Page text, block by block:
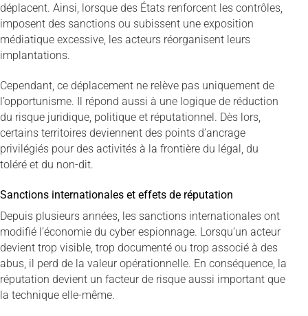
déplacent. Ainsi, lorsque des États renforcent les contrôles,
imposent des sanctions ou subissent une exposition
médiatique excessive, les acteurs réorganisent leurs
implantations.
Cependant, ce déplacement ne relève pas uniquement de
l’opportunisme. Il répond aussi à une logique de réduction
du risque juridique, politique et réputationnel. Dès lors,
certains territoires deviennent des points d’ancrage
privilégiés pour des activités à la frontière du légal, du
toléré et du non-dit.
Sanctions internationales et effets de réputation
Depuis plusieurs années, les sanctions internationales ont
modifié l’économie du cyber espionnage. Lorsqu’un acteur
devient trop visible, trop documenté ou trop associé à des
abus, il perd de la valeur opérationnelle. En conséquence, la
réputation devient un facteur de risque aussi important que
la technique elle-même.